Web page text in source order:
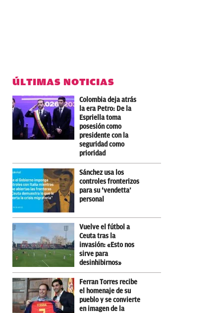
ÚLTIMAS NOTICIAS
Colombia deja atrás
la era Petro: De la
Espriella toma
posesión como
presidente con la
seguridad como
prioridad
Sánchez usa los
controles fronterizos
para su ‘vendetta’
personal
Vuelve el fútbol a
Ceuta tras la
invasión: «Esto nos
sirve para
desinhibirnos»
Ferran Torres recibe
el homenaje de su
pueblo y se convierte
en imagen de la